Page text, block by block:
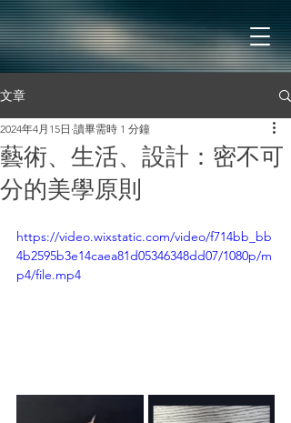
文章
藝術、生活、設計：密不可
分的美學原則
2024年4月15日 讀畢需時 1 分鐘
https://video.wixstatic.com/video/f714bb_bb
4b2595b3e14caea81d05346348dd07/1080p/m
p4/file.mp4